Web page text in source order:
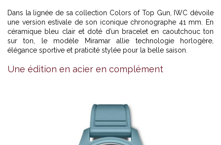
Dans la lignée de sa collection Colors of Top Gun, IWC dévoile
une version estivale de son iconique chronographe 41 mm. En
céramique bleu clair et doté d’un bracelet en caoutchouc ton
sur ton, le modèle Miramar allie technologie horlogère,
élégance sportive et praticité stylée pour la belle saison.
Une édition en acier en complément